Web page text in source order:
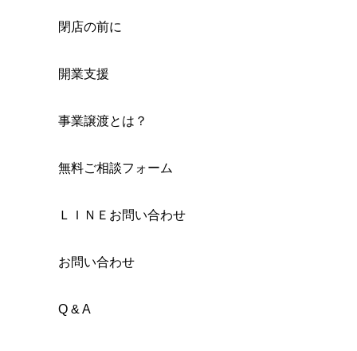
閉店の前に
開業支援
事業譲渡とは？
無料ご相談フォーム
ＬＩＮＥお問い合わせ
お問い合わせ
Q & A